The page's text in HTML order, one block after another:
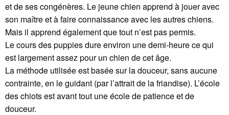
et de ses congénères. Le jeune chien apprend à jouer avec
son maître et à faire connaissance avec les autres chiens.
Mais il apprend également que tout n’est pas permis.
Le cours des puppies dure environ une demi-heure ce qui
est largement assez pour un chien de cet âge.
La méthode utilisée est basée sur la douceur, sans aucune
contrainte, en le guidant (par l’attrait de la friandise). L’école
des chiots est avant tout une école de patience et de
douceur.